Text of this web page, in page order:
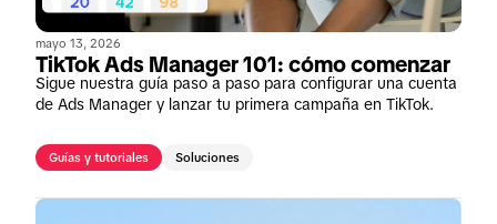
mayo 13, 2026
TikTok Ads Manager 101: cómo comenzar
Sigue nuestra guía paso a paso para configurar una cuenta
de Ads Manager y lanzar tu primera campaña en TikTok.
Guías y tutoriales Soluciones